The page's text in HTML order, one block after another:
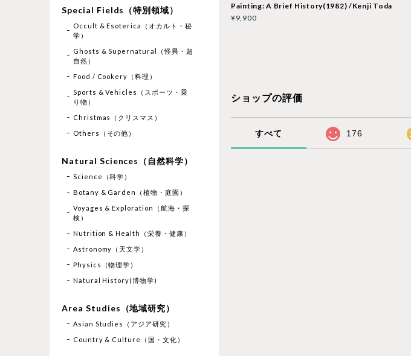
Painting: A Brief History(1982) /Kenji Toda
¥9,900
ショップの評価
すべて 176
Special Fields（特別領域）
Occult & Esoterica（オカルト・秘
学）
Ghosts & Supernatural（怪異・超
自然）
Food / Cookery（料理）
Sports & Vehicles（スポーツ・乗
り物）
Christmas（クリスマス）
Others（その他）
Natural Sciences（自然科学）
Science（科学）
Botany & Garden（植物・庭園）
Voyages & Exploration（航海・探
検）
Nutrition & Health（栄養・健康）
Astronomy（天文学）
Physics（物理学）
Natural History(博物学)
Area Studies（地域研究）
Asian Studies（アジア研究）
Country & Culture（国・文化）